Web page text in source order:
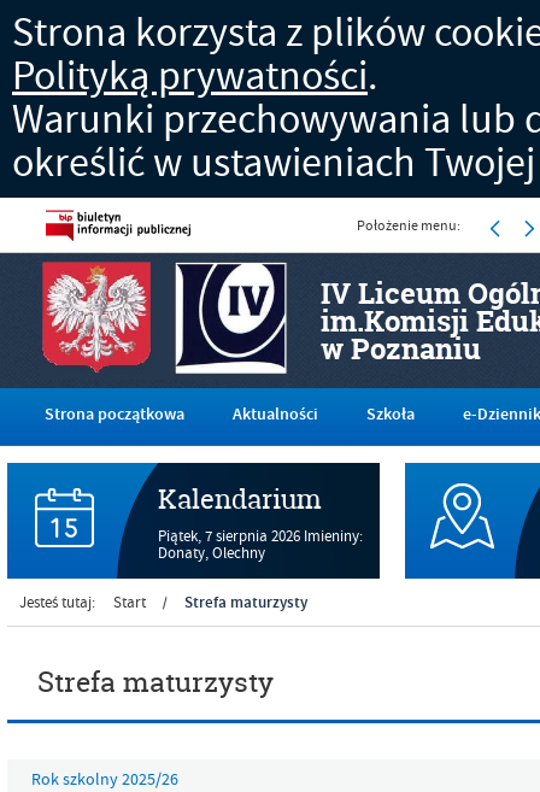
Strona korzysta z plików
Polityką prywatności.
Warunki przechowywania lub
określić w ustawieniach
IV Liceum
im.Komisji
w Poznaniu
Położenie menu:
Strona początkowa Aktualności Szkoła e-Dziennik
Kalendarium
Piątek,7 sierpnia 2026 Imieniny:
Donaty, Olechny
Jesteś tutaj: Start / Strefa maturzysty
Strefa maturzysty
Rok szkolny 2025/26